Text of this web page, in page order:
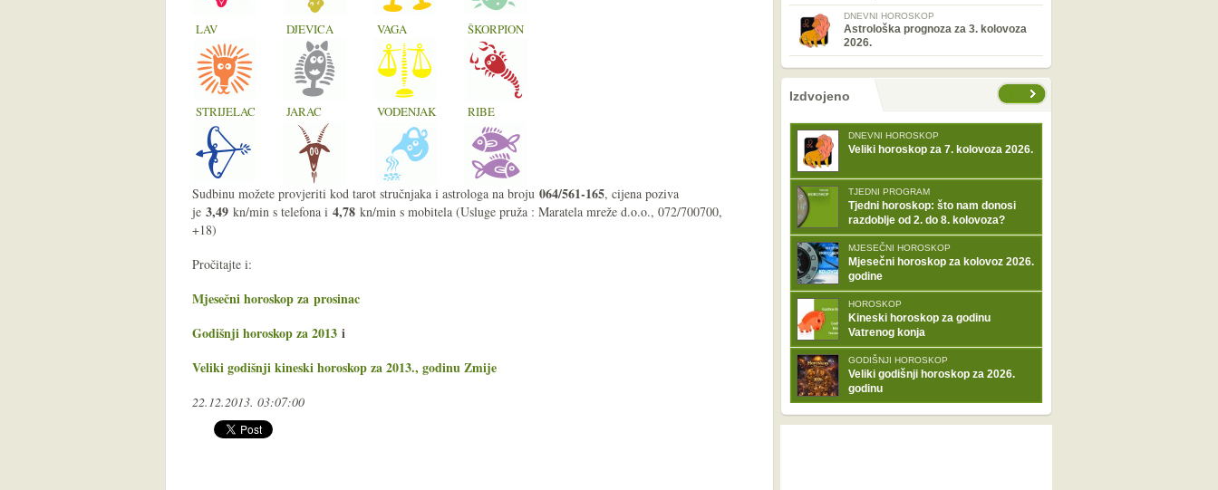
LAV DJEVICA VAGA ŠKORPION
STRIJELAC JARAC VODENJAK RIBE
Sudbinu možete provjeriti kod tarot stručnjaka i astrologa na broju 064/561-165, cijena poziva
je 3,49 kn/min s telefona i 4,78 kn/min s mobitela (Usluge pruža : Maratela mreže d.o.o., 072/700700,
+18)
Pročitajte i:
Mjesečni horoskop za prosinac
Godišnji horoskop za 2013 i
Veliki godišnji kineski horoskop za 2013., godinu Zmije
22.12.2013. 03:07:00
DNEVNI HOROSKOP
Astrološka prognoza za 3. kolovoza
2026.
nema prethodne stranice
sljedećeIzdvojeno
DNEVNI HOROSKOP
Veliki horoskop za 7. kolovoza 2026.
TJEDNI PROGRAM
Tjedni horoskop: što nam donosi
razdoblje od 2. do 8. kolovoza?
MJESEČNI HOROSKOP
Mjesečni horoskop za kolovoz 2026.
godine
HOROSKOP
Kineski horoskop za godinu
Vatrenog konja
GODIŠNJI HOROSKOP
Veliki godišnji horoskop za 2026.
godinu